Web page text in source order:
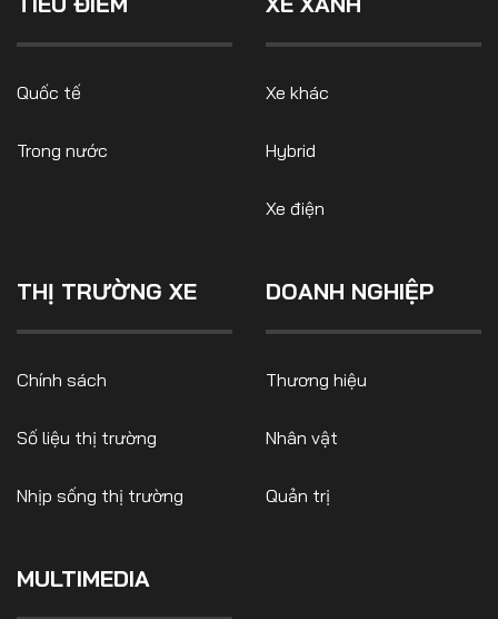
Quốc tế
Trong nước
Xe khác
Hybrid
Xe điện
THỊ TRƯỜNG XE
Chính sách
Số liệu thị trường
Nhịp sống thị trường
DOANH NGHIỆP
Thương hiệu
Nhân vật
Quản trị
MULTIMEDIA